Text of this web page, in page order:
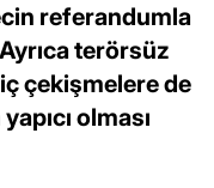
referandumla
terörsüz
çekişmelere de
olması